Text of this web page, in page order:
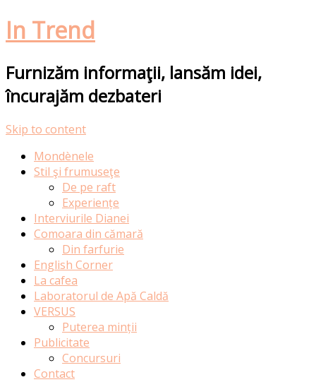
In Trend
Furnizăm informaţii, lansăm idei,
încurajăm dezbateri
Skip to content
Mondènele
Stil şi frumuseţe
De pe raft
Experiențe
Interviurile Dianei
Comoara din cămară
Din farfurie
English Corner
La cafea
Laboratorul de Apă Caldă
VERSUS
Puterea minții
Publicitate
Concursuri
Contact